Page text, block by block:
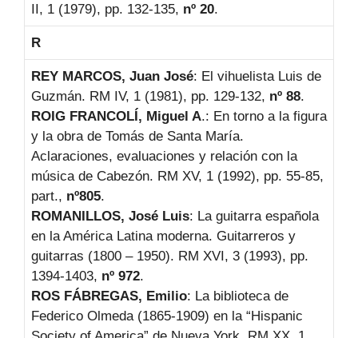
II, 1 (1979), pp. 132-135, nº 20.
R
REY MARCOS, Juan José: El vihuelista Luis de
Guzmán. RM IV, 1 (1981), pp. 129-132, nº 88.
ROIG FRANCOLÍ, Miguel A.: En torno a la figura
y la obra de Tomás de Santa María.
Aclaraciones, evaluaciones y relación con la
música de Cabezón. RM XV, 1 (1992), pp. 55-85,
part., nº805.
ROMANILLOS, José Luis: La guitarra española
en la América Latina moderna. Guitarreros y
guitarras (1800 – 1950). RM XVI, 3 (1993), pp.
1394-1403, nº 972.
ROS FÁBREGAS, Emilio: La biblioteca de
Federico Olmeda (1865-1909) en la “Hispanic